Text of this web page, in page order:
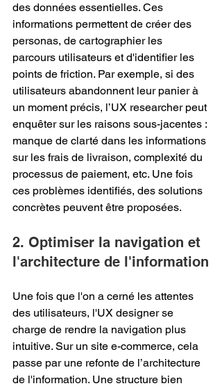
des données essentielles. Ces
informations permettent de créer des
personas, de cartographier les
parcours utilisateurs et d'identifier les
points de friction. Par exemple, si des
utilisateurs abandonnent leur panier à
un moment précis, l’UX researcher peut
enquêter sur les raisons sous-jacentes :
manque de clarté dans les informations
sur les frais de livraison, complexité du
processus de paiement, etc. Une fois
ces problèmes identifiés, des solutions
concrètes peuvent être proposées.
2. Optimiser la navigation et
l'architecture de l'information
Une fois que l'on a cerné les attentes
des utilisateurs, l'UX designer se
charge de rendre la navigation plus
intuitive. Sur un site e-commerce, cela
passe par une refonte de l’architecture
de l'information. Une structure bien